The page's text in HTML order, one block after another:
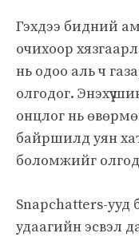
Гэхдээ бидний
очихоор
нь одоо аль ч
олгодог. Энэхүү
онцлог нь
байршилд уян
боломжийг
Snapchatters-ууд
удаагийн эсвэл